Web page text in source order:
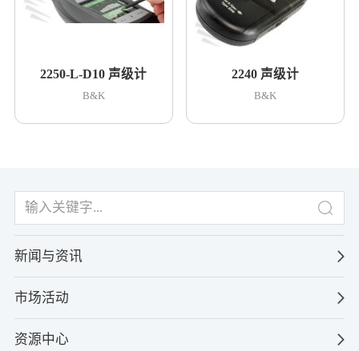
2250-L-D10 声级计
B&K
2240 声级计
B&K
新闻与资讯
市场活动
资源中心